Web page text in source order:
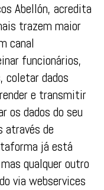
Abellón, acredita
trazem maior
canal
funcionários,
coletar dados
e transmitir
os dados do seu
através de
já está
qualquer outro
via webservices